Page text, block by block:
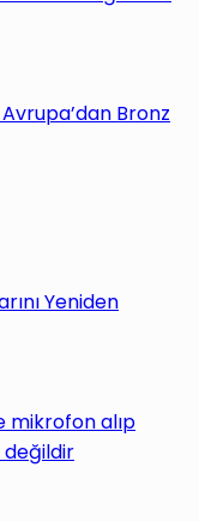
Bronz
Yeniden
mikrofon alıp
değildir